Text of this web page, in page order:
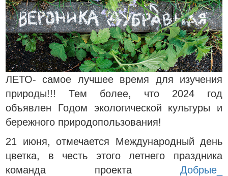
ЛЕТО- самое лучшее время для изучения
природы!!! Тем более, что 2024 год
объявлен Годом экологической культуры и
бережного природопользования!
21 июня, отмечается Международный день
цветка, в честь этого летнего праздника
команда проекта Добрые_